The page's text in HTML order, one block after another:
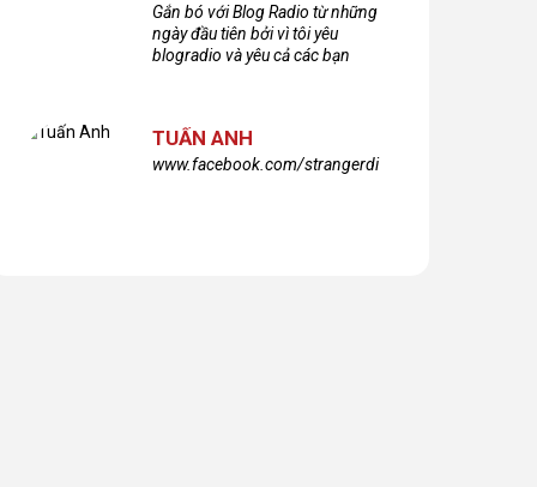
Gắn bó với Blog Radio từ những
ngày đầu tiên bởi vì tôi yêu
blogradio và yêu cả các bạn
nhiều!
TUẤN ANH
www.facebook.com/strangerdi